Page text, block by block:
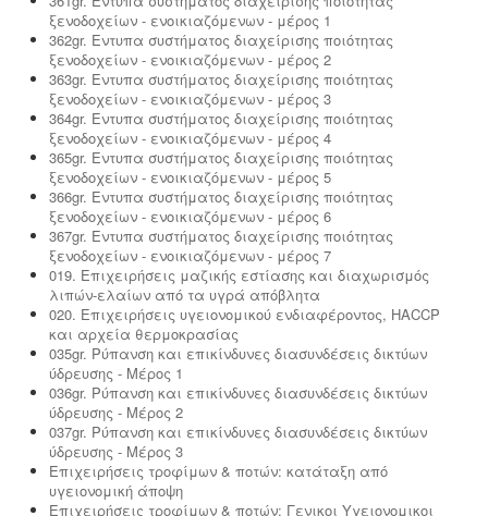
ξενοδοχείων - ενοικιαζόμενων - μέρος 1
362gr. Εντυπα συστήματος διαχείρισης ποιότητας
ξενοδοχείων - ενοικιαζόμενων - μέρος 2
363gr. Εντυπα συστήματος διαχείρισης ποιότητας
ξενοδοχείων - ενοικιαζόμενων - μέρος 3
364gr. Εντυπα συστήματος διαχείρισης ποιότητας
ξενοδοχείων - ενοικιαζόμενων - μέρος 4
365gr. Εντυπα συστήματος διαχείρισης ποιότητας
ξενοδοχείων - ενοικιαζόμενων - μέρος 5
366gr. Εντυπα συστήματος διαχείρισης ποιότητας
ξενοδοχείων - ενοικιαζόμενων - μέρος 6
367gr. Εντυπα συστήματος διαχείρισης ποιότητας
ξενοδοχείων - ενοικιαζόμενων - μέρος 7
019. Επιχειρήσεις μαζικής εστίασης και διαχωρισμός
λιπών-ελαίων από τα υγρά απόβλητα
020. Επιχειρήσεις υγειονομικού ενδιαφέροντος, HACCP
και αρχεία θερμοκρασίας
035gr. Ρύπανση και επικίνδυνες διασυνδέσεις δικτύων
ύδρευσης - Μέρος 1
036gr. Ρύπανση και επικίνδυνες διασυνδέσεις δικτύων
ύδρευσης - Μέρος 2
037gr. Ρύπανση και επικίνδυνες διασυνδέσεις δικτύων
ύδρευσης - Μέρος 3
Επιχειρήσεις τροφίμων & ποτών: κατάταξη από
υγειονομική άποψη
Επιχειρήσεις τροφίμων & ποτών: Γενικοι Υγειονομικοι